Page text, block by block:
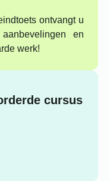
ontvangt u
en
werk!
cursus